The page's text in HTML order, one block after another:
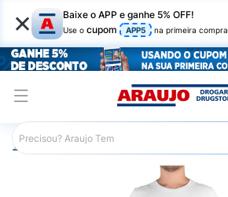
× Baixe o APP e ganhe 5% OFF!
Use o cupom APP5 na primeira compra
Araujo Saúde e Bem Estar